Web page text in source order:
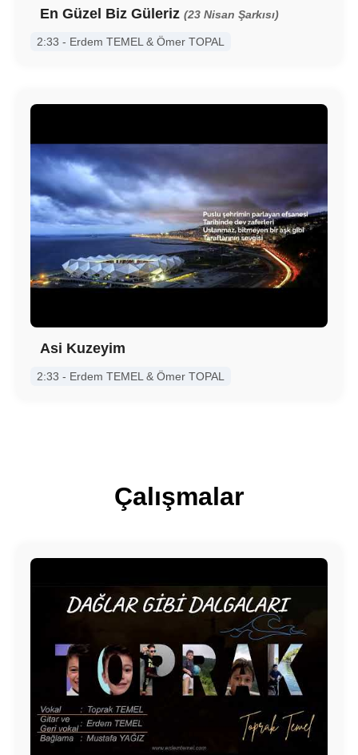
En Güzel Biz Güleriz (23 Nisan Şarkısı)
2:33 - Erdem TEMEL & Ömer TOPAL
Asi Kuzeyim
2:33 - Erdem TEMEL & Ömer TOPAL
Çalışmalar